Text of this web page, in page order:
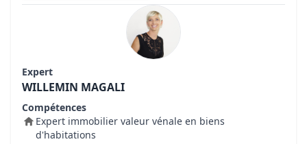
Expert
WILLEMIN MAGALI
Compétences
Expert immobilier valeur vénale en biens
d'habitations